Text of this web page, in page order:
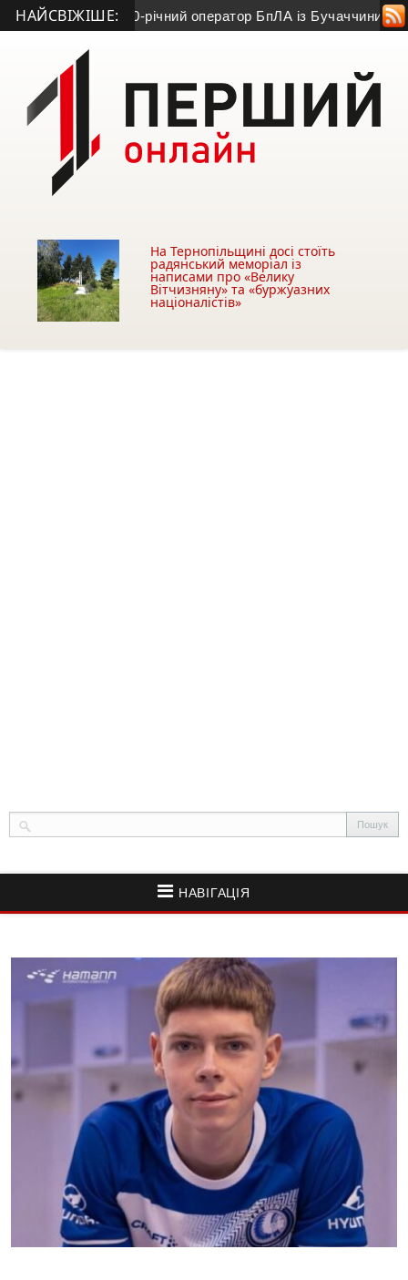
НАЙСВІЖІШЕ:
загинув 20-річний оператор БпЛА із Бучаччини • Війна
На Тернопільщині досі стоїть
радянський меморіал із
написами про «Велику
Вітчизняну» та «буржуазних
націоналістів»
НАВІГАЦІЯ